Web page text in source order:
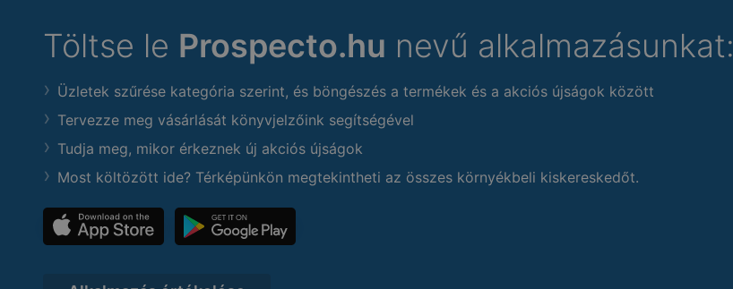
Töltse le Prospecto.hu nevű alkalmazásunkat:
Üzletek szűrése kategória szerint, és böngészés a termékek és a akciós újságok között
Tervezze meg vásárlását könyvjelzőink segítségével
Tudja meg, mikor érkeznek új akciós újságok
Most költözött ide? Térképünkön megtekintheti az összes környékbeli kiskereskedőt.